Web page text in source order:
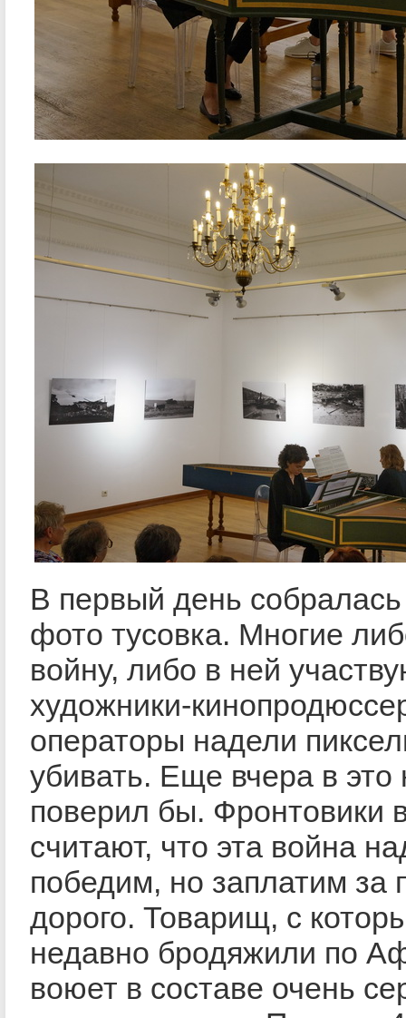
В первый день
фото тусовка. Многие
войну, либо в ней
художники-
операторы надели
убивать. Еще вчера в это
поверил бы. Фронтовики
считают, что эта война
победим, но заплатим за
дорого. Товарищ, с
недавно бродяжили по
воюет в составе очень